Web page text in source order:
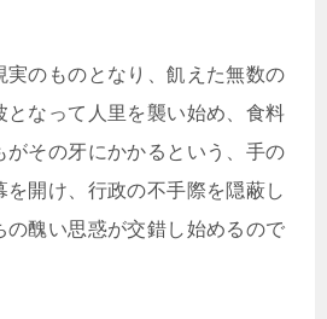
実のものとなり、飢えた無数の
となって人里を襲い始め、食料
がその牙にかかるという、手の
開け、行政の不手際を隠蔽し
の醜い思惑が交錯し始めるので